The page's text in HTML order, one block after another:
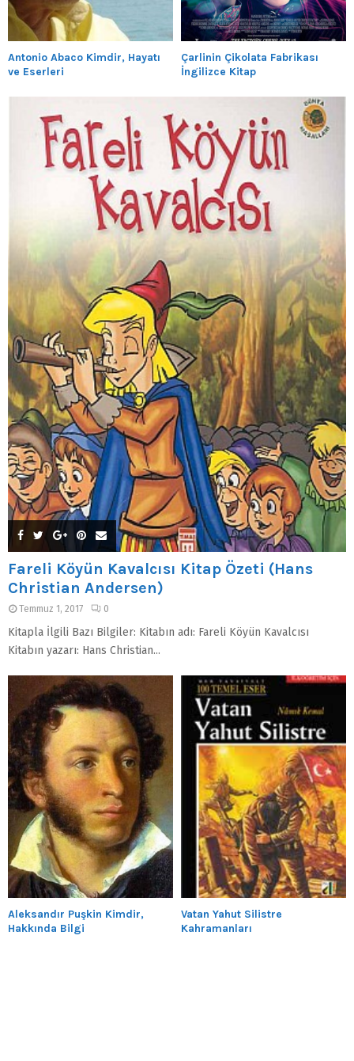
Antonio Abaco Kimdir, Hayatı
ve Eserleri
Çarlinin Çikolata Fabrikası
İngilizce Kitap
Fareli Köyün Kavalcısı Kitap Özeti (Hans
Christian Andersen)
Temmuz 1, 2017 0
Kitapla İlgili Bazı Bilgiler: Kitabın adı: Fareli Köyün Kavalcısı
Kitabın yazarı: Hans Christian...
Aleksandır Puşkin Kimdir,
Hakkında Bilgi
Vatan Yahut Silistre
Kahramanları